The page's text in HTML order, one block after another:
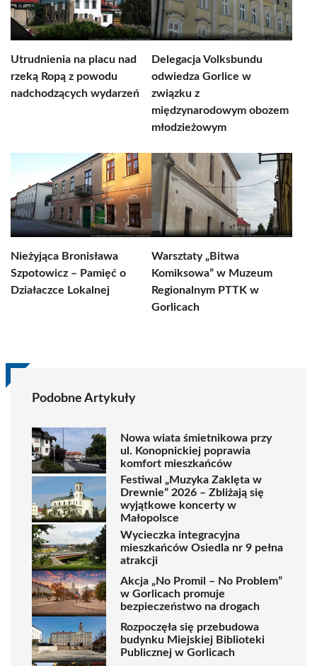
Utrudnienia na placu nad
rzeką Ropą z powodu
nadchodzących wydarzeń
Delegacja Volksbundu
odwiedza Gorlice w
związku z
międzynarodowym obozem
młodzieżowym
Nieżyjąca Bronisława
Szpotowicz – Pamięć o
Działaczce Lokalnej
Warsztaty „Bitwa
Komiksowa” w Muzeum
Regionalnym PTTK w
Gorlicach
Podobne Artykuły
Nowa wiata śmietnikowa przy
ul. Konopnickiej poprawia
komfort mieszkańców
Festiwal „Muzyka Zaklęta w
Drewnie” 2026 – Zbliżają się
wyjątkowe koncerty w
Małopolsce
Wycieczka integracyjna
mieszkańców Osiedla nr 9 pełna
atrakcji
Akcja „No Promil – No Problem”
w Gorlicach promuje
bezpieczeństwo na drogach
Rozpoczęła się przebudowa
budynku Miejskiej Biblioteki
Publicznej w Gorlicach